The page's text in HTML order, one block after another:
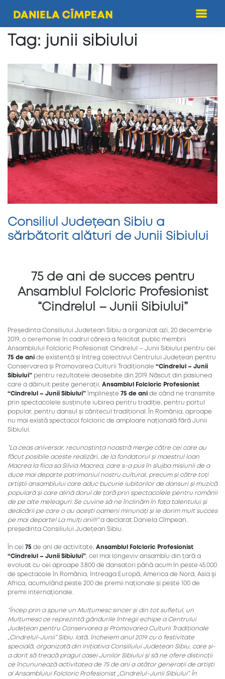
Tag: junii sibiului
Consiliul Județean Sibiu a
sărbătorit alături de Junii Sibiului
75 de ani de succes pentru
Ansamblul Folcloric Profesionist
“Cindrelul – Junii Sibiului”
Președinta Consiliului Județean Sibiu a organizat azi, 20 decembrie
2019, o ceremonie în cadrul căreia a felicitat public membrii
Ansamblului Folcloric Profesionist Cindrelul – Junii Sibiului pentru cei
75 de ani de existență și întreg colectivul Centrului Județean pentru
Conservarea și Promovarea Culturii Tradiționale “Cindrelul – Junii
Sibiului” pentru rezultatele deosebite din 2019. Născut din pasiunea
care a dăinuit peste generații, Ansamblul Folcloric Profesionist
“Cindrelul – Junii Sibiului” împlinește 75 de ani de când ne transmite
prin spectacolele susținute iubirea pentru tradiție, pentru portul
popular, pentru dansul și cântecul tradițional. În România, aproape
nu mai există spectacol folcloric de amploare națională fără Junii
Sibiului.
“La ceas aniversar, recunoștința noastră merge către cei care au
făcut posibile aceste realizări, de la fondatorul și maestrul Ioan
Macrea la fiica sa Silvia Macrea, care s-a pus în slujba misiunii de a
duce mai departe patrimoniul nostru cultural, precum și către toți
artiștii ansamblului care aduc bucurie iubitorilor de dansuri și muzică
populară și care alină dorul de țară prin spectacolele pentru românii
de pe alte meleaguri. Se cuvine să ne înclinăm în fața talentului și
dedicării pe care o au acești oameni minunați și le dorim mult succes
pe mai departe! La mulți ani!!!”a declarat Daniela Cîmpean,
președinta Consiliului Județean Sibiu.
În cei 75 de ani de activitate, Ansamblul Folcloric Profesionist
“Cindrelul – Junii Sibiului” , cel mai longeviv ansamblu din țară a
evoluat cu cei aproape 3.800 de dansatori până acum în peste 45.000
de spectacole în România, întreaga Europă, America de Nord, Asia şi
Africa, acumulând peste 200 de premii naționale și peste 100 de
premii internaționale.
“Încep prin a spune un Mulțumesc sincer și din tot sufletul, un
Mulțumesc ce reprezintă gândurile întregii echipe a Centrului
Județean pentru Conservarea și Promovarea Culturii Tradiționale
„Cindrelul-Junii” Sibiu. Iată, încheiem anul 2019 cu o festivitate
specială, organizată din inițiativa Consiliului Județean Sibiu, care și-
a dorit să treacă pragul casei Junilor Sibiului și să ne ofere distincții
ce încununează activitatea de 75 de ani a atâtor generații de artiști
ai Ansamblului Folcloric Profesionist „Cindrelul-Junii Sibiului”. În